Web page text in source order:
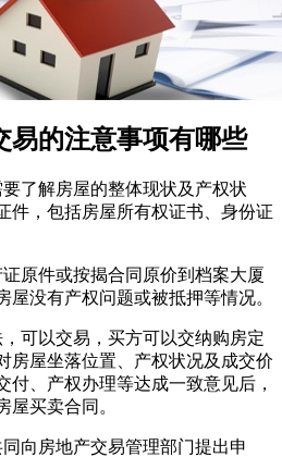
易的注意事项有哪些
了解房屋的整体现状及产权状
件，包括房屋所有权证书、身份证
原件或按揭合同原价到档案大厦
屋没有产权问题或被抵押等情况。
可以交易，买方可以交纳购房定
房屋坐落位置、产权状况及成交价
付、产权办理等达成一致意见后，
屋买卖合同。
向房地产交易管理部门提出申